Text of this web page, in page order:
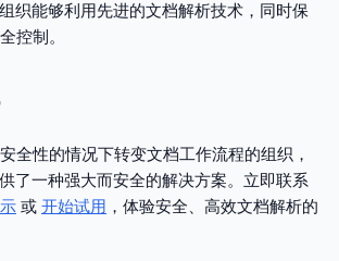
织能够利用先进的文档解析技术，同时保
控制。
全性的情况下转变文档工作流程的组织，
了一种强大而安全的解决方案。立即联系
或 开始试用 ，体验安全、高效文档解析的